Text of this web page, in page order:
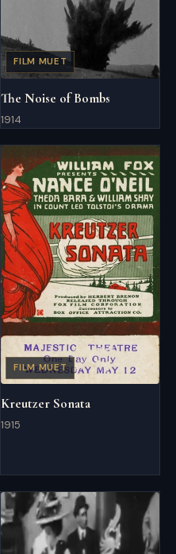
FILM MUET
The Noise of Bombs
1914
FILM MUET
Kreutzer Sonata
1915